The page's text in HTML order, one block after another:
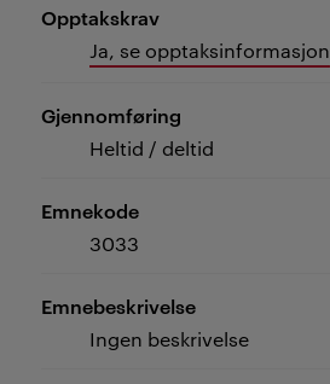
Opptakskrav
Ja, se opptaksinformasjon
Gjennomføring
Heltid / deltid
Emnekode
3033
Emnebeskrivelse
Ingen beskrivelse